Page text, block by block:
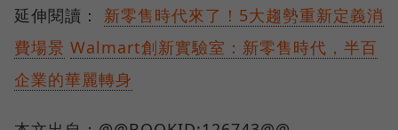
延伸閱讀： 新零售時代來了！5大趨勢重新定義消
費場景 Walmart創新實驗室：新零售時代，半百
企業的華麗轉身